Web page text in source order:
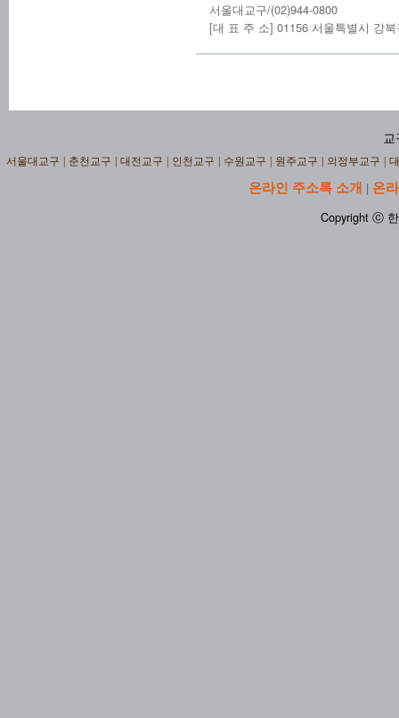
서울대교구/(02)944-0800
[대 표 주 소] 01156 서울특별시 강
교
서울대교구 춘천교구 대전교구 인천교구 수원교구 원주교구 의정부교구
온라인 주소록 소개 | 온
Copyright ⓒ